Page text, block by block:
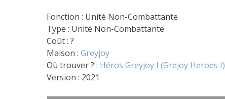
Fonction : Unité Non-Combattante
Type : Unité Non-Combattante
Coût : ?
Maison : Greyjoy
Où trouver ? : Héros Greyjoy I (Grejoy Heroes I)
Version : 2021